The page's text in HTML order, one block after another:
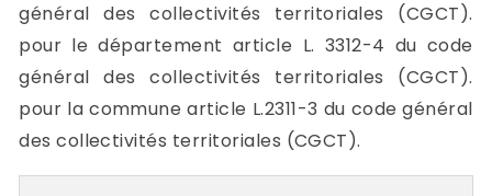
général des collectivités territoriales (CGCT).
pour le département article L. 3312-4 du code
général des collectivités territoriales (CGCT).
pour la commune article L.2311-3 du code général
des collectivités territoriales (CGCT).